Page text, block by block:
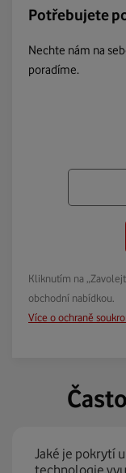
Potřebujete
Nechte nám na
poradíme.
Kliknutím na
obchodní nabídkou.
Více o ochraně
Jaké je pokrytí
technologie